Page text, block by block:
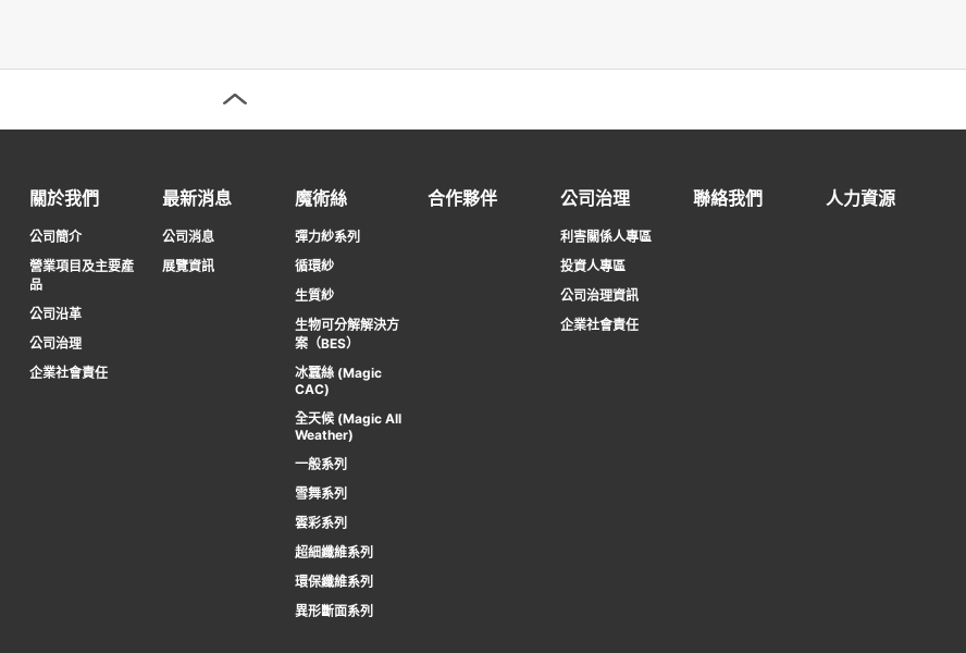
關於我們
公司簡介
營業項目及主要產
品
公司沿革
公司治理
企業社會責任
最新消息
公司消息
展覽資訊
魔術絲
彈力紗系列
循環紗
生質紗
生物可分解解決方
案（BES）
冰蠶絲 (Magic
CAC)
全天候 (Magic All
Weather)
一般系列
雪舞系列
雲彩系列
超細纖維系列
環保纖維系列
異形斷面系列
合作夥伴 公司治理
利害關係人專區
投資人專區
公司治理資訊
企業社會責任
聯絡我們 人力資源